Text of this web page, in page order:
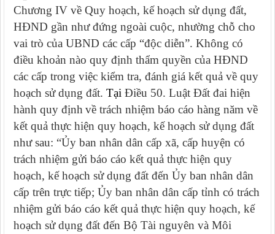
Chương IV về Quy hoạch, kế hoạch sử dụng đất,
HĐND gần như đứng ngoài cuộc, nhường chỗ cho
vai trò của UBND các cấp “độc diễn”. Không có
điều khoản nào quy định thẩm quyền của HĐND
các cấp trong việc kiểm tra, đánh giá kết quả về quy
hoạch sử dụng đất. Tại Điều 50. Luật Đất đai hiện
hành quy định về trách nhiệm báo cáo hàng năm về
kết quả thực hiện quy hoạch, kế hoạch sử dụng đất
như sau: “Ủy ban nhân dân cấp xã, cấp huyện có
trách nhiệm gửi báo cáo kết quả thực hiện quy
hoạch, kế hoạch sử dụng đất đến Ủy ban nhân dân
cấp trên trực tiếp; Ủy ban nhân dân cấp tỉnh có trách
nhiệm gửi báo cáo kết quả thực hiện quy hoạch, kế
hoạch sử dụng đất đến Bộ Tài nguyên và Môi